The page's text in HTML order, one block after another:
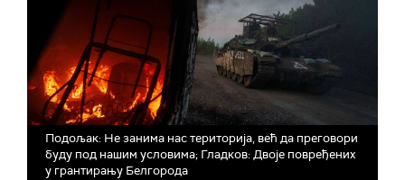
Подољак: Не занима нас територијa, већ да преговори
буду под нашим условима; Гладков: Двоје повређених
у грантирању Белгорода